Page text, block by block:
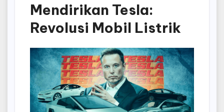
Mendirikan Tesla:
Revolusi Mobil Listrik